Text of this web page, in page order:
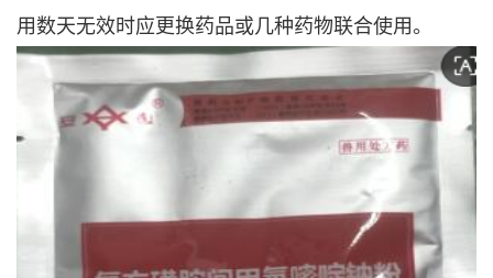
用数天无效时应更换药品或几种药物联合使用。